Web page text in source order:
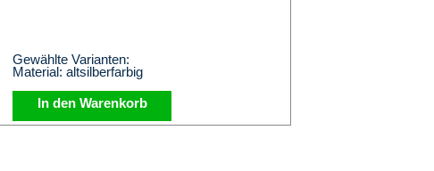
Gewählte Varianten:
Material: altsilberfarbig
In den Warenkorb